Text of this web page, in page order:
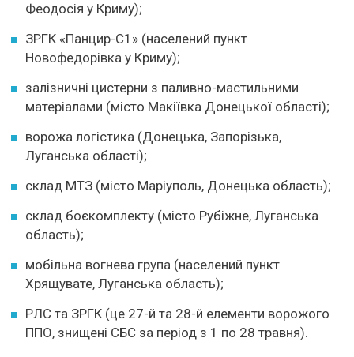
Феодосія у Криму);
ЗРГК «Панцир-С1» (населений пункт
Новофедорівка у Криму);
залізничні цистерни з паливно-мастильними
матеріалами (місто Макіївка Донецької області);
ворожа логістика (Донецька, Запорізька,
Луганська області);
склад МТЗ (місто Маріуполь, Донецька область);
склад боєкомплекту (місто Рубіжне, Луганська
область);
мобільна вогнева група (населений пункт
Хрящувате, Луганська область);
РЛС та ЗРГК (це 27-й та 28-й елементи ворожого
ППО, знищені СБС за період з 1 по 28 травня).